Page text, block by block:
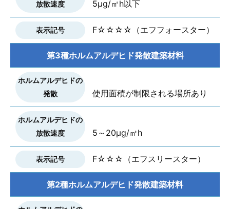
5μg/㎡h以下
F☆☆☆☆（エフフォースター）
第3種ホルムアルデヒド発散建築材料
使用面積が制限される場所あり
5～20μg/㎡h
F☆☆☆（エフスリースター）
第2種ホルムアルデヒド発散建築材料